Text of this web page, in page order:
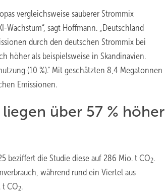
vergleichsweise sauberer Strommix
sagt Hoffmann. „Deutschland
durch den deutschen Strommix bei
höher als beispielsweise in Skandinavien.
(10 %).“ Mit geschätzten 8,4 Megatonnen
Emissionen.
über 57 % höher
beziffert die Studie diese auf 286 Mio. t CO2.
während rund ein Viertel aus
t CO2.